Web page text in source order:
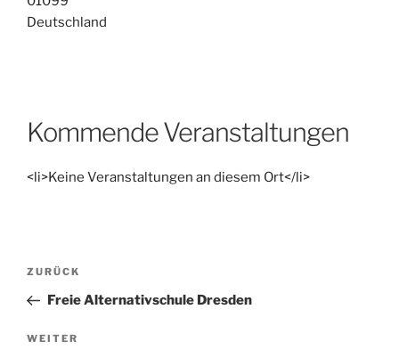
Deutschland
Kommende Veranstaltungen
<li>Keine Veranstaltungen an diesem Ort</li>
Beitragsnavigation
Vorheriger
Beitrag
ZURÜCK
Freie Alternativschule Dresden
Nächster
WEITER